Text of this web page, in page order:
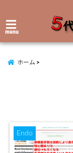
menu
ホーム
Endo